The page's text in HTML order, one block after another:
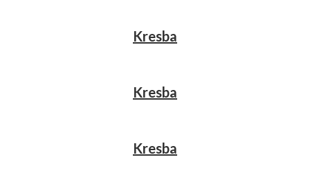
Kresba
Kresba
Kresba